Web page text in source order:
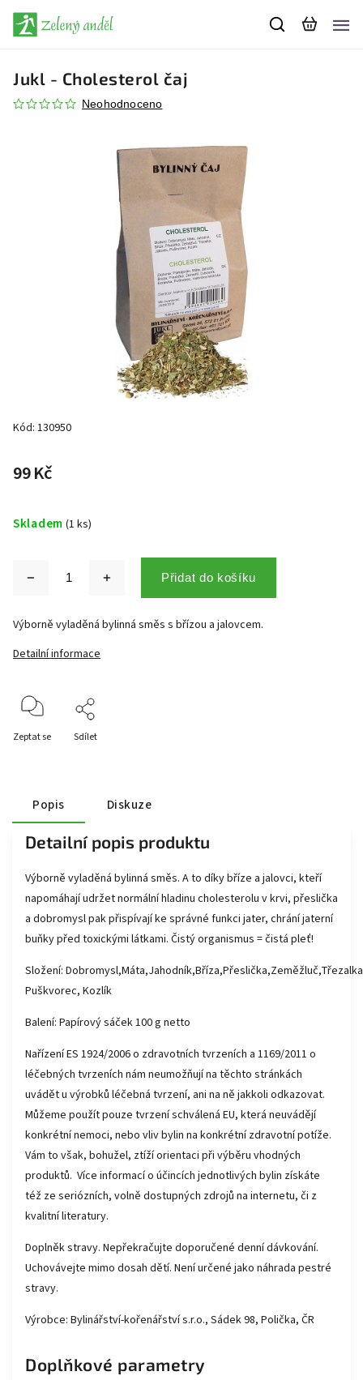
Jukl - Cholesterol čaj
Neohodnoceno
Kód: 130950
99 Kč
Skladem (1 ks)
Přidat do košíku
Výborně vyladěná bylinná směs s břízou a jalovcem.
Detailní informace
Zeptat se Sdílet
Popis Diskuze
Detailní popis produktu
Výborně vyladěná bylinná směs. A to díky bříze a jalovci, kteří
napomáhají udržet normální hladinu cholesterolu v krvi, přeslička
a dobromysl pak přispívají ke správné funkci jater, chrání jaterní
buňky před toxickými látkami. Čistý organismus = čistá pleť!
Složení:
Puškvorec, Kozlík
Balení: Papírový sáček 100 g netto
Nařízení ES 1924/2006 o zdravotních tvrzeních a 1169/2011 o
léčebných tvrzeních nám neumožňují na těchto stránkách
uvádět u výrobků léčebná tvrzení, ani na ně jakkoli odkazovat.
Můžeme použít pouze tvrzení schválená EU, která neuvádějí
konkrétní nemoci, nebo vliv bylin na konkrétní zdravotní potíže.
Vám to však, bohužel, ztíží orientaci při výběru vhodných
produktů. Více informací o účincích jednotlivých bylin získáte
též ze seriózních, volně dostupných zdrojů na internetu, či z
kvalitní literatury.
Doplněk stravy. Nepřekračujte doporučené denní dávkování.
Uchovávejte mimo dosah dětí. Není určené jako náhrada pestré
stravy.
Výrobce: Bylinářství-kořenářství s.r.o., Sádek 98, Polička, ČR
Doplňkové parametry